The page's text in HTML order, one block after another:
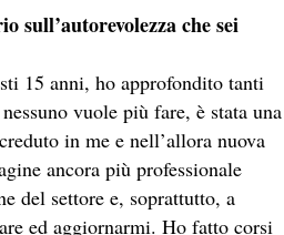
sull’autorevolezza che sei
15 anni, ho approfondito tanti
vuole più fare, è stata una
in me e nell’allora nuova
ancora più professionale
del settore e, soprattutto, a
ed aggiornarmi. Ho fatto corsi